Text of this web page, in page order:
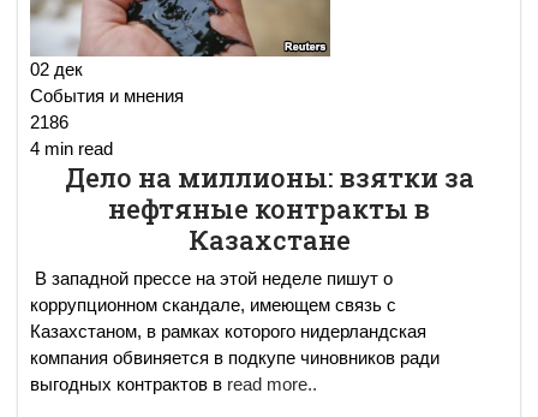
02 дек
События и мнения
2186
4 min read
Дело на миллионы: взятки за
нефтяные контракты в
Казахстане
В западной прессе на этой неделе пишут о
коррупционном скандале, имеющем связь с
Казахстаном, в рамках которого нидерландская
компания обвиняется в подкупе чиновников ради
выгодных контрактов в read more..